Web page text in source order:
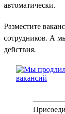
автоматически.
Разместите
сотрудников. А
действия.